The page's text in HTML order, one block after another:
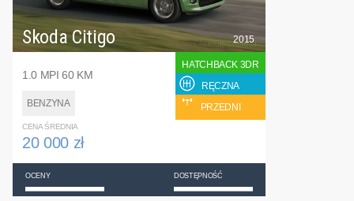
Skoda Citigo
1.0 MPI 60 KM
BENZYNA
2015
HATCHBACK 3DR
RĘCZNA
PRZEDNI
CENA ŚREDNIA
20 000 zł
OCENY DOSTĘPNOŚĆ